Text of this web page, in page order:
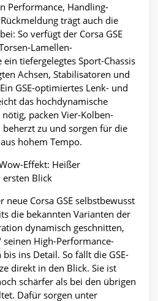
Performance, Handling-
trägt auch die
So verfügt der Corsa GSE
Lamellen-
tiefergelegtes Sport-Chassis
Achsen, Stabilisatoren und
GSE-optimiertes Lenk- und
das hochdynamische
packen Vier-Kolben-
zu und sorgen für die
hohem Tempo.
Effekt: Heißer
Blick
neue Corsa GSE selbstbewusst
die bekannten Varianten der
dynamisch geschnitten,
High-Performance-
ins Detail. So fällt die GSE-
direkt in den Blick. Sie ist
schärfer als bei den übrigen
Dafür sorgen unter